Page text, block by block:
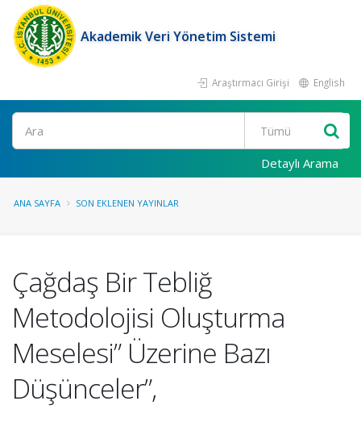
Akademik Veri Yönetim Sistemi
Araştırmacı Girişi English
Ara
Detaylı Arama
ANA SAYFA SON EKLENEN YAYINLAR
Çağdaş Bir Tebliğ
Metodolojisi Oluşturma
Meselesi” Üzerine Bazı
Düşünceler”,